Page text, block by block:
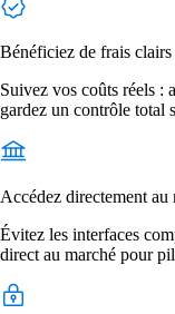
Bénéficiez de frais clairs
Suivez vos coûts réels :
gardez un contrôle total
Accédez directement au
Évitez les interfaces
direct au marché pour